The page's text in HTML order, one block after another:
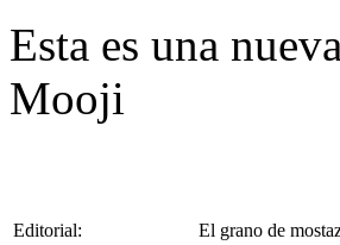
Esta es una
Mooji
Editorial:
El grano de